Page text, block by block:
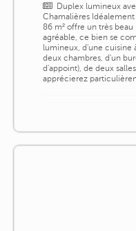
Duplex lumineux
Chamalières
86 m² offre un très
agréable, ce bien se
lumineux, d'une cuisine
deux chambres, d'un
d'appoint), de deux
apprécierez